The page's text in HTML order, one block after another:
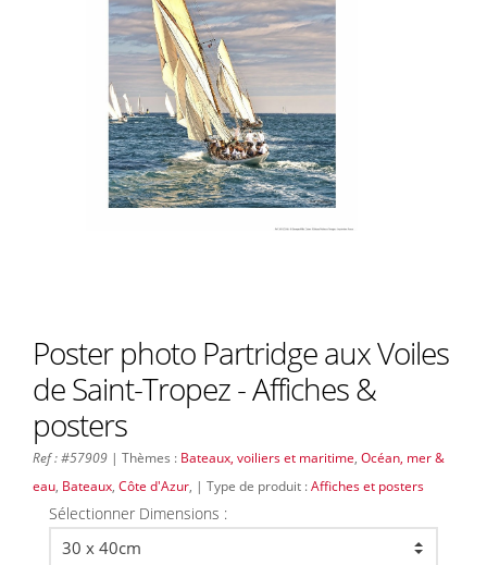
Poster photo Partridge aux Voiles
de Saint-Tropez - Affiches &
posters
Ref : #57909 | Thèmes : Bateaux, voiliers et maritime Océan, mer &
eau Bateaux Côte d'Azur , | Type de produit :Affiches et posters
Sélectionner Dimensions :